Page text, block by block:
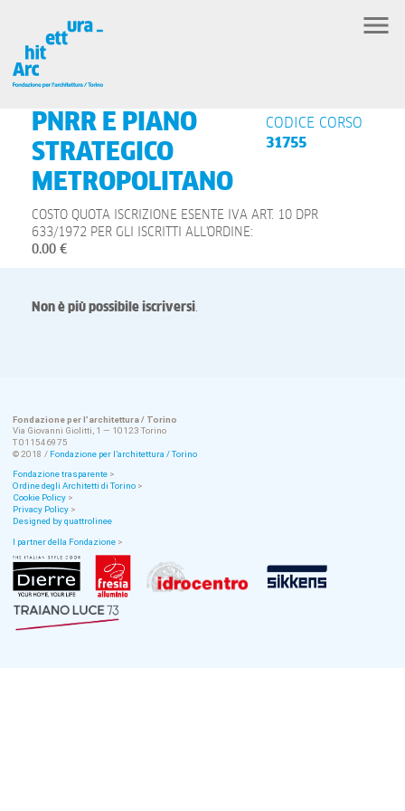
CODICE CORSO
31755
PNRR E PIANO
STRATEGICO
METROPOLITANO
COSTO QUOTA ISCRIZIONE ESENTE IVA ART. 10 DPR
633/1972 PER GLI ISCRITTI ALL'ORDINE:
0.00 €
Non è più possibile iscriversi .
Fondazione per l’architettura / Torino
Via Giovanni Giolitti, 1 — 10123 Torino
T 011546975
© 2018 / Fondazione per l’architettura / Torino
Fondazione trasparente >
Ordine degli Architetti di Torino >
Cookie Policy >
Privacy Policy >
Designed by quattrolinee
I partner della Fondazione >